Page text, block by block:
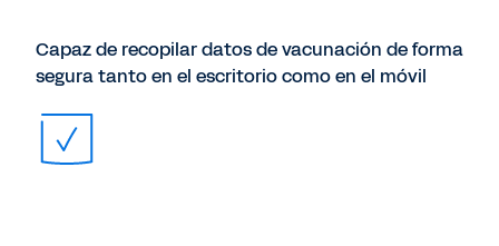
Capaz de recopilar datos de vacunación de forma
segura tanto en el escritorio como en el móvil